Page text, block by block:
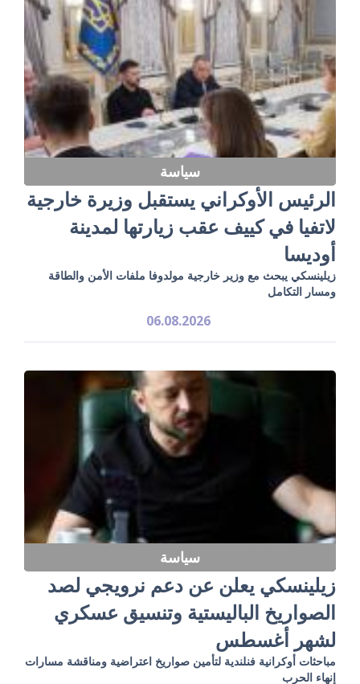
سياسة
الرئيس الأوكراني يستقبل وزيرة خارجية
لاتفيا في كييف عقب زيارتها لمدينة
أوديسا
زيلينسكي يبحث مع وزير خارجية مولدوفا ملفات الأمن والطاقة
ومسار التكامل
06.08.2026
سياسة
زيلينسكي يعلن عن دعم نرويجي لصد
الصواريخ الباليستية وتنسيق عسكري
لشهر أغسطس
مباحثات أوكرانية فنلندية لتأمين صواريخ اعتراضية ومناقشة مسارات
إنهاء الحرب